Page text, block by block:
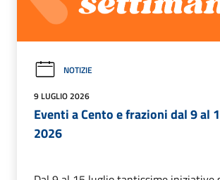
NOTIZIE
9 LUGLIO 2026
Eventi a Cento e frazioni dal 9 al
2026